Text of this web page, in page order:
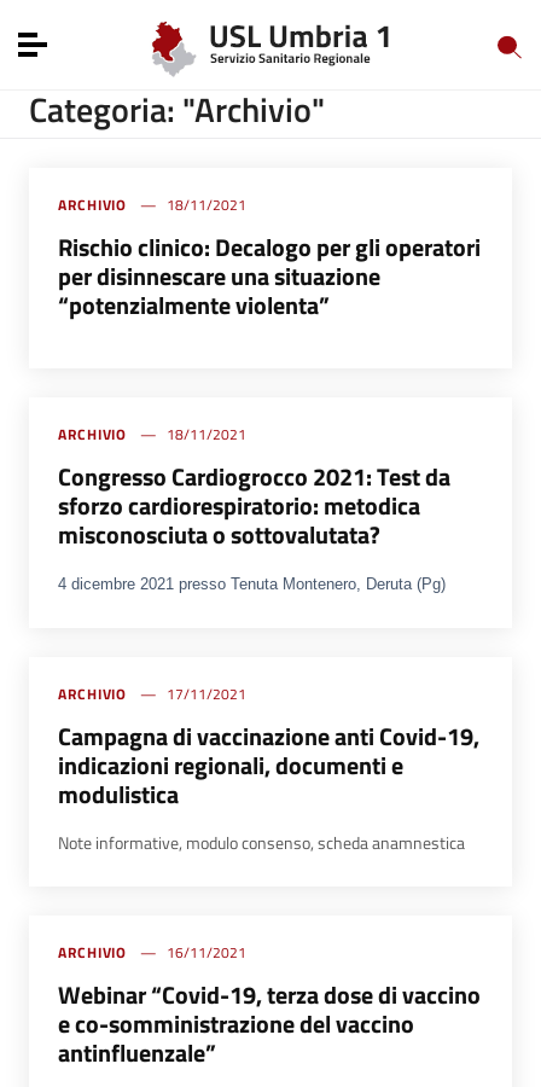
Vai al menu di navigazione
Toggle navigation
Categoria: "Archivio"
ARCHIVIO 18/11/2021
Rischio clinico: Decalogo per gli operatori
per disinnescare una situazione
“potenzialmente violenta”
ARCHIVIO 18/11/2021
Congresso Cardiogrocco 2021: Test da
sforzo cardiorespiratorio: metodica
misconosciuta o sottovalutata?
4 dicembre 2021 presso Tenuta Montenero, Deruta (Pg)
ARCHIVIO 17/11/2021
Campagna di vaccinazione anti Covid-19,
indicazioni regionali, documenti e
modulistica
Note informative, modulo consenso, scheda anamnestica
ARCHIVIO 16/11/2021
Webinar “Covid-19, terza dose di vaccino
e co-somministrazione del vaccino
antinfluenzale”